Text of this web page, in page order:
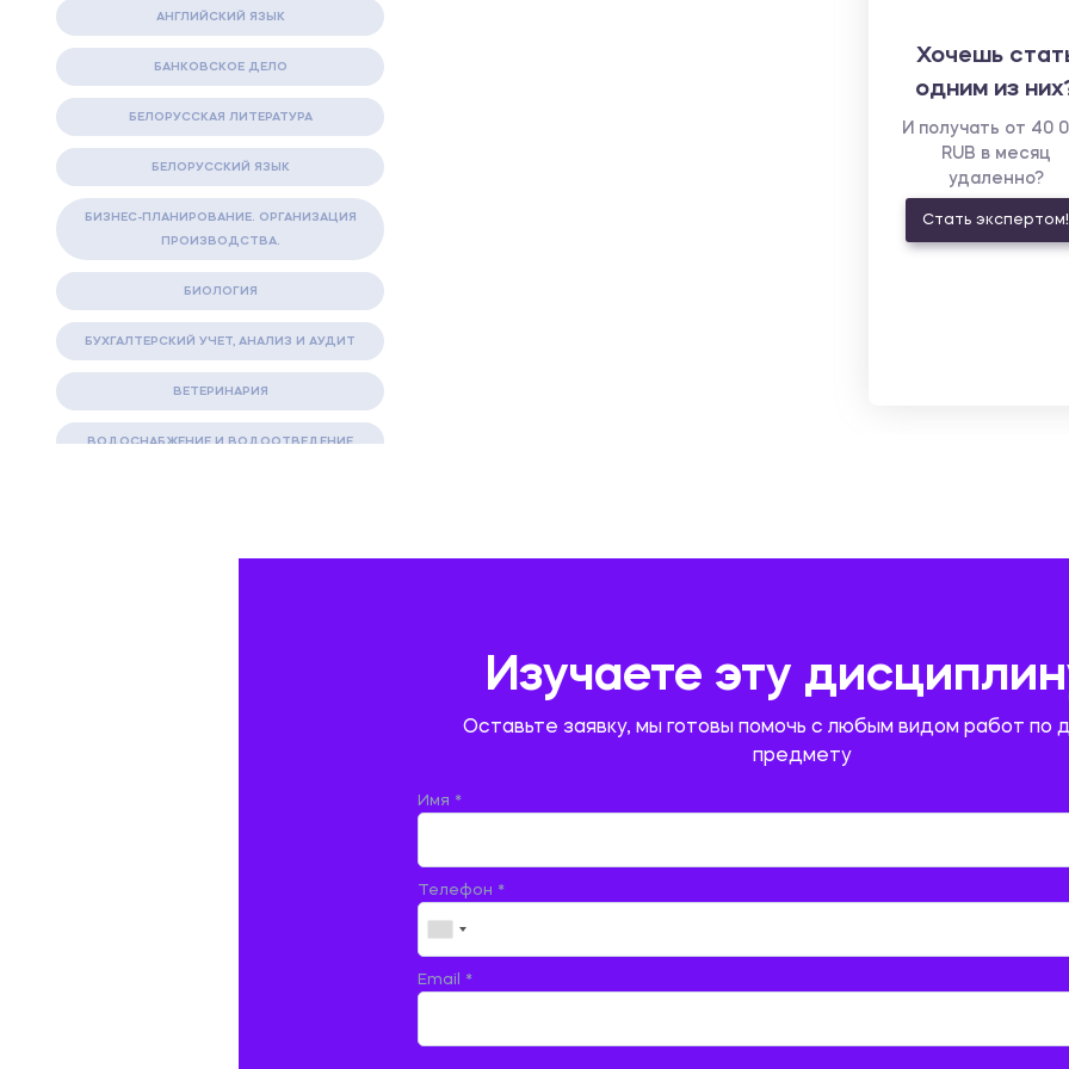
АНГЛИЙСКИЙ ЯЗЫК
БАНКОВСКОЕ ДЕЛО
БЕЛОРУССКАЯ ЛИТЕРАТУРА
БЕЛОРУССКИЙ ЯЗЫК
БИЗНЕС-ПЛАНИРОВАНИЕ. ОРГАНИЗАЦИЯ
ПРОИЗВОДСТВА.
БИОЛОГИЯ
БУХГАЛТЕРСКИЙ УЧЕТ, АНАЛИЗ И АУДИТ
ВЕТЕРИНАРИЯ
ВОДОСНАБЖЕНИЕ И ВОДООТВЕДЕНИЕ
Хочешь
одним из
И получать от 40
RUB в месяц
удаленно?
Стать экспертом!
Изучаете эту
Оставьте заявку, мы готовы помочь с любым видом работ по
предмету
Имя *
Телефон *
Email *